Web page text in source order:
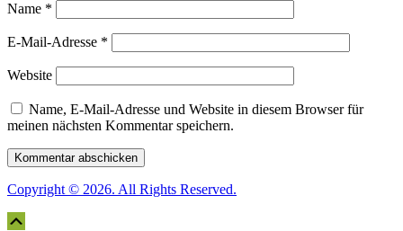
Name *
E-Mail-Adresse *
Website
Name, E-Mail-Adresse und Website in diesem Browser für
meinen nächsten Kommentar speichern.
Copyright © 2026. All Rights Reserved.